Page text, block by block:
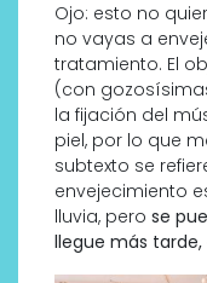
Ojo: esto no
no vayas a
tratamiento. El
(con
la fijación del
piel, por lo que
subtexto se
envejecimiento
lluvia, pero se
llegue más